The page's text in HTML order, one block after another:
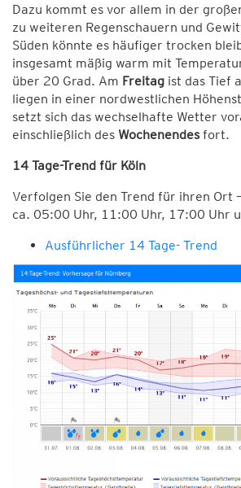
Dazu kommt es vor allem in der
zu weiteren Regenschauern und
Süden könnte es häufiger trocken
insgesamt mäßig warm mit
über 20 Grad. Am Freitag ist das Tief
liegen in einer nordwestlichen
setzt sich das wechselhafte Wetter
einschließlich des Wochenendesfort.
14 Tage-Trend für Köln
Verfolgen Sie den Trend für ihren Ort
ca. 05:00 Uhr, 11:00 Uhr, 17:00 Uhr
Ausführlicher 14 Tage- Trend